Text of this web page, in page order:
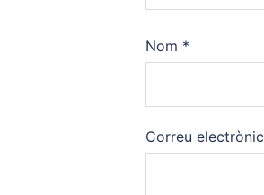
Nom *
Correu electrònic